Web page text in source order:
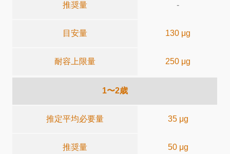
推奨量 -
目安量 130 μg
耐容上限量 250 μg
1〜2歳
推定平均必要量 35 μg
推奨量 50 μg